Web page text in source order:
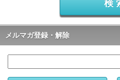
メルマガ登録・解除